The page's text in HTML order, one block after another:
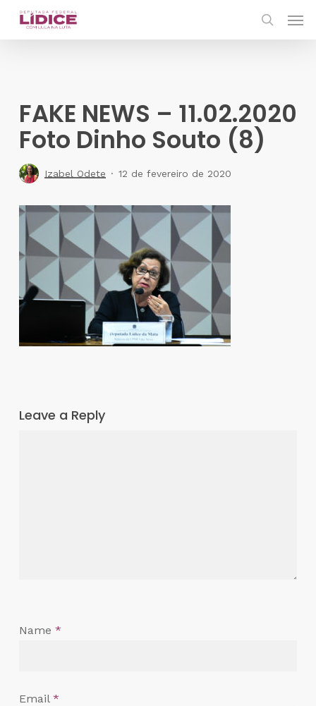
Skip
FAKE NEWS – 11.02.2020
Foto Dinho Souto (8)
Izabel Odete 12 de fevereiro de 2020
Leave a Reply
Name *
Email *